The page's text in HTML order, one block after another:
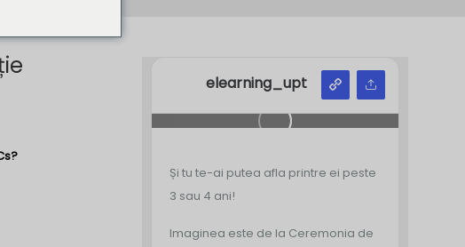
elearning_upt
Și tu te-ai putea afla printre ei peste
3 sau 4 ani!
Imaginea este de la Ceremonia de